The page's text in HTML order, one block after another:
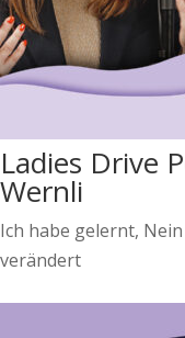
Ladies Drive
Wernli
Ich habe gelernt,
verändert